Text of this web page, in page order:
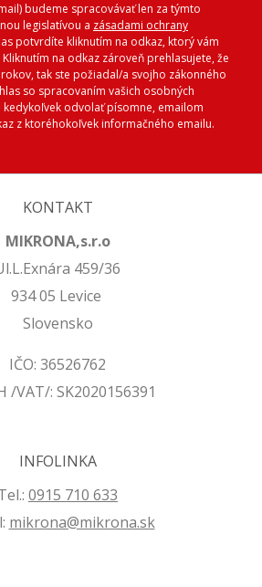
budeme spracovávať len za týmto
legislatívou a zásadami ochrany
potvrdíte kliknutím na odkaz, ktorý vám
na odkaz zároveň prehlasujete, že
tak ste požiadal/a svojho zákonného
so spracovaním vašich osobných
kedykoľvek odvolať písomne, emailom
z ktoréhokoľvek informačného emailu.
KONTAKT
MIKRONA,s.r.o
459/36
934 05 Levice
Slovensko
IČO: 36526762
/VAT/: SK2020156391
INFOLINKA
0915 710 633
mikrona@mikrona.sk